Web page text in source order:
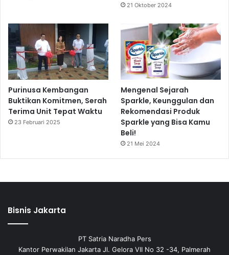
21 Oktober 2024
Purinusa Kembangan
Buktikan Komitmen, Serah
Terima Unit Tepat Waktu
23 Februari 2025
Mengenal Sejarah
Sparkle, Keunggulan dan
Rekomendasi Produk
Sparkle yang Bisa Kamu
Beli!
21 Mei 2024
Bisnis Jakarta
PT Satria Naradha Pers
Kantor Perwakilan Jakarta Jl. Gelora VII No 32 -34, Palmerah